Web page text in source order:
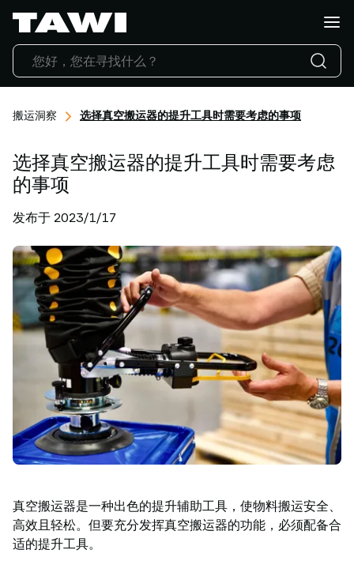
搬运洞察 选择真空搬运器的提升工具时需要考虑的事项
选择真空搬运器的提升工具时需要考虑
的事项
发布于 2023/1/17
真空搬运器是一种出色的提升辅助工具，使物料搬运安全、
高效且轻松。但要充分发挥真空搬运器的功能，必须配备合
适的提升工具。
你
想
搬
运
什
产
行
业
应
用
服
务
与
支
持
搬
运
洞
联
系
TAWI
为